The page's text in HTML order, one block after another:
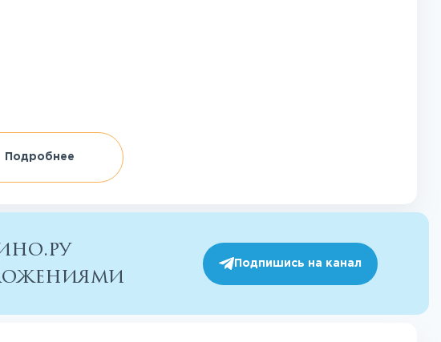
Подробнее
Подпишись на канал